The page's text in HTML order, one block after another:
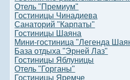
Отель "Премиум"
Гостиницы Чинадиева
Санаторий "Карпаты"
Гостиницы Шаяна
Мини-гостиница "Легенда
База отдыха "Эрней Лаз"
Гостиницы Яблуницы
Отель "Горганы"
Гостиницы Яремче